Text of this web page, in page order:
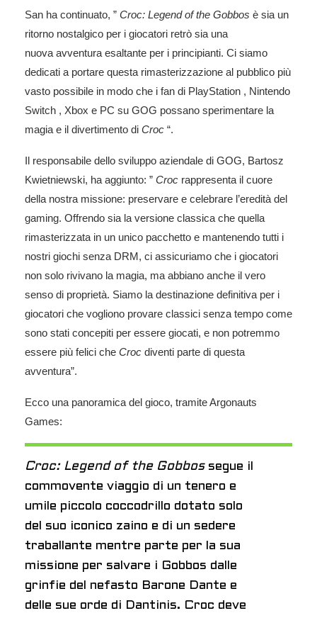
San ha continuato, ” Croc: Legend of the Gobbos è sia un
ritorno nostalgico per i giocatori retrò sia una
nuova avventura esaltante per i principianti. Ci siamo
dedicati a portare questa rimasterizzazione al pubblico più
vasto possibile in modo che i fan di PlayStation , Nintendo
Switch , Xbox e PC su GOG possano sperimentare la
magia e il divertimento di Croc “.
Il responsabile dello sviluppo aziendale di GOG, Bartosz
Kwietniewski, ha aggiunto: ” Croc rappresenta il cuore
della nostra missione: preservare e celebrare l’eredità del
gaming. Offrendo sia la versione classica che quella
rimasterizzata in un unico pacchetto e mantenendo tutti i
nostri giochi senza DRM, ci assicuriamo che i giocatori
non solo rivivano la magia, ma abbiano anche il vero
senso di proprietà. Siamo la destinazione definitiva per i
giocatori che vogliono provare classici senza tempo come
sono stati concepiti per essere giocati, e non potremmo
essere più felici che Croc diventi parte di questa
avventura”.
Ecco una panoramica del gioco, tramite Argonauts
Games:
Croc: Legend of the Gobbossegue il
commovente viaggio di un tenero e
umile piccolo coccodrillo dotato solo
del suo iconico zaino e di un sedere
traballante mentre parte per la sua
missione per salvare i Gobbos dalle
grinfie del nefasto Barone Dante e
delle sue orde di Dantinis. Croc deve